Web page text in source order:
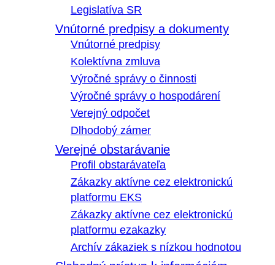
Legislatíva SR
Vnútorné predpisy a dokumenty
Vnútorné predpisy
Kolektívna zmluva
Výročné správy o činnosti
Výročné správy o hospodárení
Verejný odpočet
Dlhodobý zámer
Verejné obstarávanie
Profil obstarávateľa
Zákazky aktívne cez elektronickú
platformu EKS
Zákazky aktívne cez elektronickú
platformu ezakazky
Archív zákaziek s nízkou hodnotou